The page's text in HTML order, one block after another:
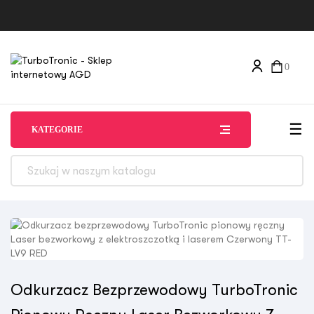
0
KATEGORIE ☰
Odkurzacz Bezprzewodowy TurboTronic